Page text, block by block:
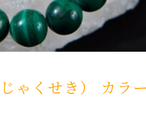
ゃくせき） カラ